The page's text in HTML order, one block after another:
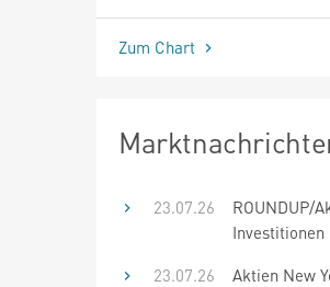
seit Beginn
Zum Chart
23.07.26
ROUNDUP/
Investitionen
23.07.26
Aktien New